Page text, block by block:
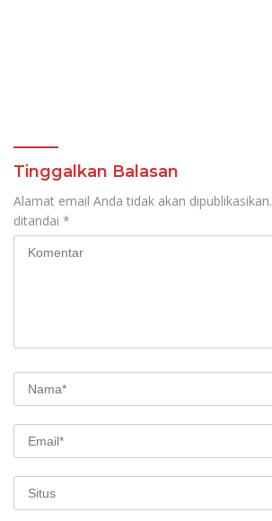
Tinggalkan Balasan
Alamat email Anda tidak akan dipublikasikan.
ditandai *